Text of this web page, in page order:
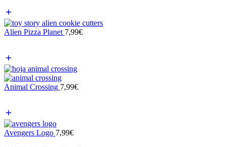
Alien Pizza Planet 7,99€
Animal Crossing 7,99€
Avengers Logo 7,99€